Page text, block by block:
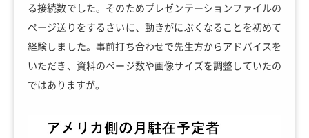
る接続数でした。そのためプレゼンテーションファイルの
ページ送りをするさいに、動きがにぶくなることを初めて
経験しました。事前打ち合わせで先生方からアドバイスを
いただき、資料のページ数や画像サイズを調整していたの
ではありますが。